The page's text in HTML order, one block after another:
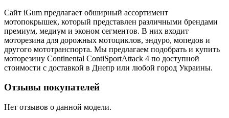
Сайт iGum предлагает обширный ассортимент
мотопокрышек, который представлен различными брендами
премиум, медиум и эконом сегментов. В них входит
моторезина для дорожных мотоциклов, эндуро, мопедов и
другого мототранспорта. Мы предлагаем подобрать и купить
моторезину Continental ContiSportAttack 4 по доступной
стоимости с доставкой в Днепр или любой город Украины.
Отзывы покупателей
Нет отзывов о данной модели.